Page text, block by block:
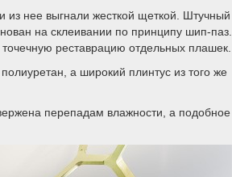
из нее выгнали жесткой щеткой. Штучный
на склеивании по принципу шип-паз.
реставрацию отдельных плашек.
а широкий плинтус из того же
перепадам влажности, а подобное